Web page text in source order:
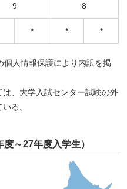
9 8
* * *
人情報保護により内訳を掲
、大学入試センター試験の外
る。
～27年度入学生）